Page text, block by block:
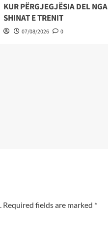
KUR PËRGJEGJËSIA DEL NGA
SHINAT E TRENIT
07/08/2026 0
Required fields are marked *